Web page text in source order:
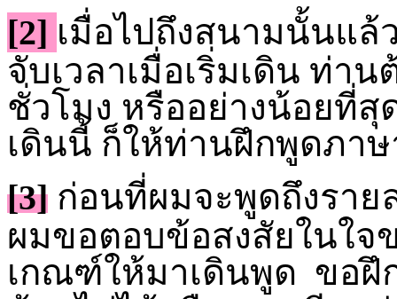
[2] เมื่อไปถึงสนามนั้นแล้
จับเวลาเมื่อเริ่มเดิน ท่า
ชั่วโมง หรืออย่างน้อยที่
เดินนี้ ก็ให้ท่านฝึกพูดภา
[3] ก่อนที่ผมจะพูดถึงราย
ผมขอตอบข้อสงสัยในใ
เกณฑ์ให้มาเดินพูด ขอฝึ